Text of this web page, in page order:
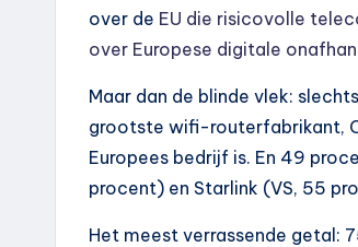
over de EU die risicovolle
over Europese digitale
Maar dan de blinde vlek:
grootste wifi-routerfabrikant,
Europees bedrijf is. En 49
procent) en Starlink (VS, 55
Het meest verrassende getal: